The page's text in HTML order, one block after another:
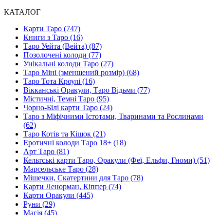
КАТАЛОГ
Карти Таро (747)
Книги з Таро (16)
Таро Уейта (Вейта) (87)
Позолочені колоди (77)
Унікальні колоди Таро (27)
Таро Міні (зменшений розмір) (68)
Таро Тота Кроулі (16)
Вікканські Оракули, Таро Відьми (77)
Містичні, Темні Таро (95)
Чорно-Білі карти Таро (24)
Таро з Міфічними Істотами, Тваринами та Рослинами
(62)
Таро Котів та Кішок (21)
Еротичні колоди Таро 18+ (18)
Арт Таро (81)
Кельтські карти Таро, Оракули (Феї, Ельфи, Гноми) (51)
Марсельське Таро (28)
Мішечки, Скатертини для Таро (78)
Карти Ленорман, Кіппер (74)
Карти Оракули (445)
Руни (29)
Магія (45)